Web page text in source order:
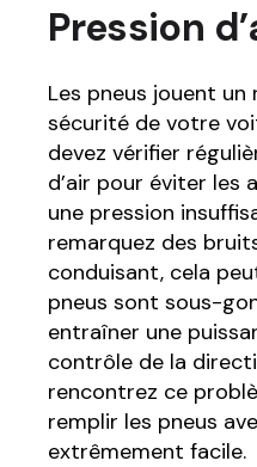
Pression
Les pneus jouent un
sécurité de votre
devez vérifier
d’air pour éviter les
une pression
remarquez des
conduisant, cela
pneus sont sous-
entraîner une
contrôle de la
rencontrez ce
remplir les pneus
extrêmement facile.